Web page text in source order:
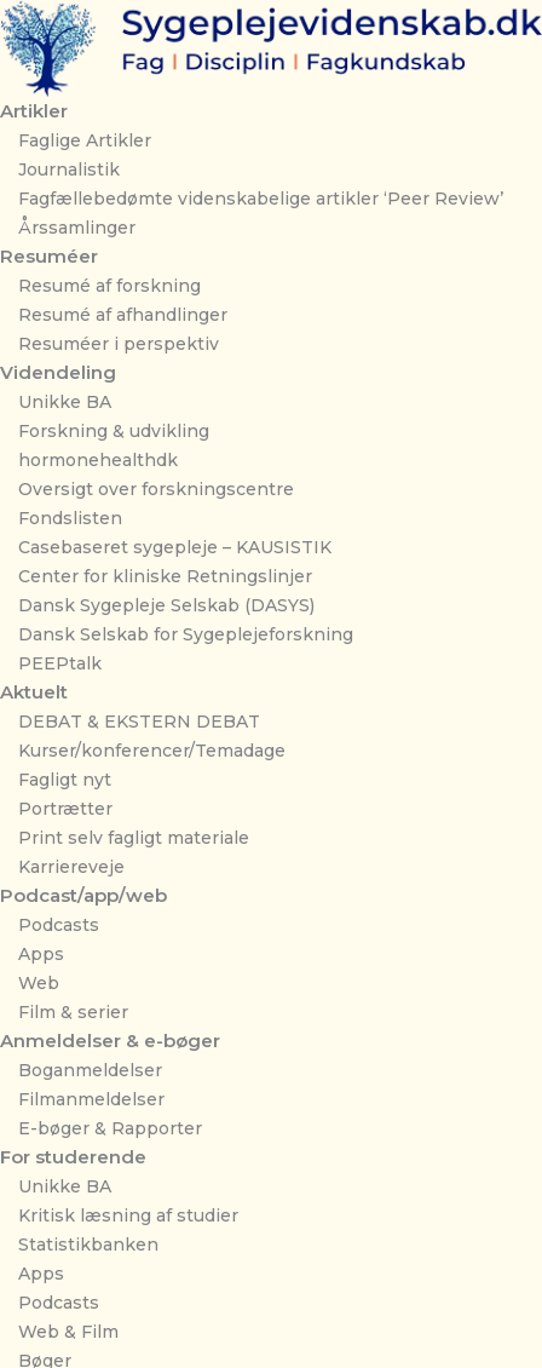
Gå
til
indholdet
Artikler
Faglige Artikler
Journalistik
Fagfællebedømte videnskabelige artikler ‘Peer Review’
Årssamlinger
Resuméer
Resumé af forskning
Resumé af afhandlinger
Resuméer i perspektiv
Videndeling
Unikke BA
Forskning & udvikling
hormonehealthdk
Oversigt over forskningscentre
Fondslisten
Casebaseret sygepleje – KAUSISTIK
Center for kliniske Retningslinjer
Dansk Sygepleje Selskab (DASYS)
Dansk Selskab for Sygeplejeforskning
PEEPtalk
Aktuelt
DEBAT & EKSTERN DEBAT
Kurser/konferencer/Temadage
Fagligt nyt
Portrætter
Print selv fagligt materiale
Karriereveje
Podcast/app/web
Podcasts
Apps
Web
Film & serier
Anmeldelser & e-bøger
Boganmeldelser
Filmanmeldelser
E-bøger & Rapporter
For studerende
Unikke BA
Kritisk læsning af studier
Statistikbanken
Apps
Podcasts
Web & Film
Bøger